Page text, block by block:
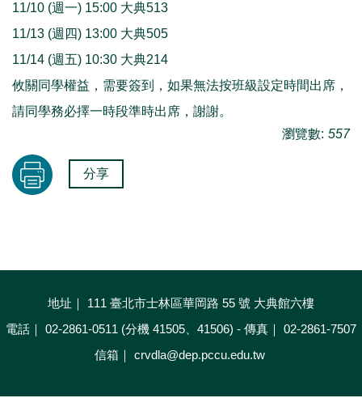
11/10 (週一) 15:00 大典513
11/13 (週四) 13:00 大典505
11/14 (週五) 10:30 大典214
攸關同學權益，需要簽到，如果無法按班級設定時間出席，
請同學務必擇一時段準時出席，謝謝。
瀏覽數: 557
分享
地址｜ 111 臺北市士林區華岡路 55 號 大典館六樓
電話｜ 02-2861-0511 (分機 41505、41506) - 傳真｜ 02-2861-7507
信箱｜ crvdla@dep.pccu.edu.tw